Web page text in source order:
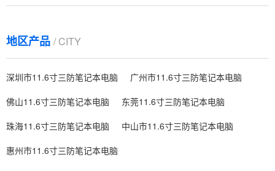
地区产品 / CITY
深圳市11.6寸三防笔记本电脑
广州市11.6寸三防笔记本电脑
佛山11.6寸三防笔记本电脑
东莞11.6寸三防笔记本电脑
珠海11.6寸三防笔记本电脑
中山市11.6寸三防笔记本电脑
惠州市11.6寸三防笔记本电脑